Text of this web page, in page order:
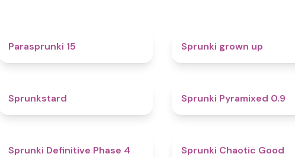
Parasprunki 15 Sprunki grown up
Sprunkstard Sprunki Pyramixed 0.9
Sprunki Definitive Phase 4 Sprunki Chaotic Good